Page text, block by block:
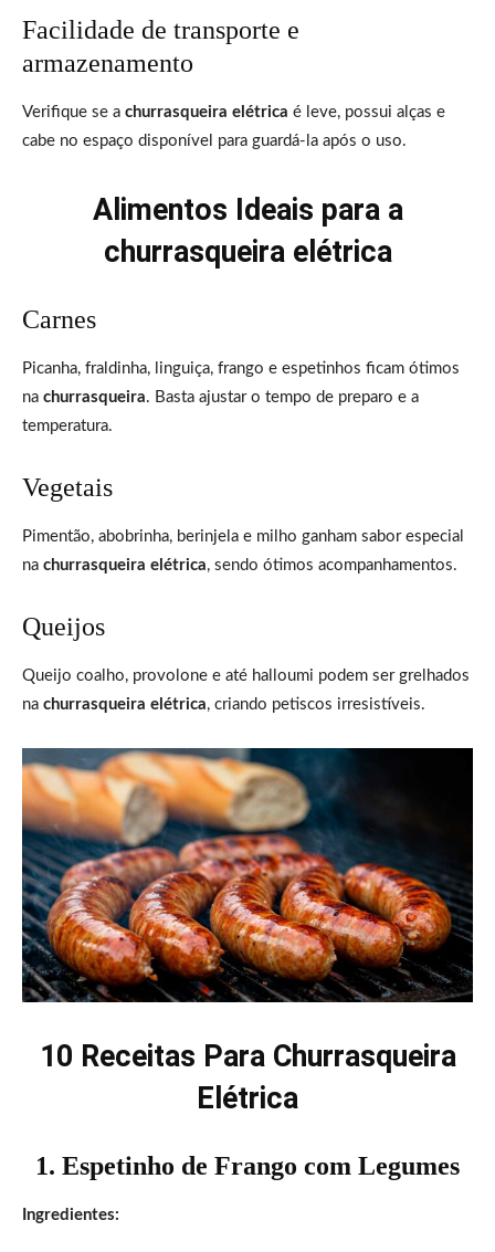
Facilidade de transporte e
armazenamento
Verifique se a churrasqueira elétrica é leve, possui alças e
cabe no espaço disponível para guardá-la após o uso.
Alimentos Ideais para a
churrasqueira elétrica
Carnes
Picanha, fraldinha, linguiça, frango e espetinhos ficam ótimos
na churrasqueira. Basta ajustar o tempo de preparo e a
temperatura.
Vegetais
Pimentão, abobrinha, berinjela e milho ganham sabor especial
na churrasqueira elétrica, sendo ótimos acompanhamentos.
Queijos
Queijo coalho, provolone e até halloumi podem ser grelhados
na churrasqueira elétrica, criando petiscos irresistíveis.
10 Receitas Para Churrasqueira
Elétrica
1. Espetinho de Frango com Legumes
Ingredientes: